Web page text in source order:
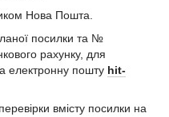
Нова Пошта.
посилки та №
рахунку, для
електронну пошту hit-
вмісту посилки на